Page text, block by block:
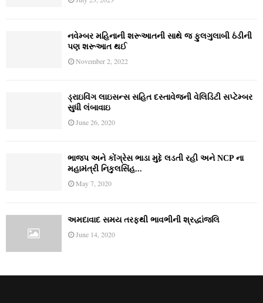
નવેમ્‍બર મહિનાની શરૂઆતની સાથે જ ફુલગુલાબી ઠંડીની
પણ શરૂઆત થઈ
November 2, 2022
ડ્રાઇવિંગ લાઇસન્સ સહિત દસ્તાવેજની વેલિડિટી સપ્ટેમ્બર
સુધી લંબાવાઇ
June 26, 2020
ભાજપ અને કોંગ્રેસ ભાડા મુદ્દે લડતી રહી અને NCP ના
મહામંત્રી નિકુલસિંહ...
May 7, 2020
અમદાવાદ સમય તરફથી ભાવભીની શ્રદ્ધાંજલિ
June 14, 2020